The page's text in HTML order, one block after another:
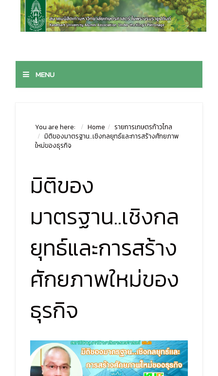
MENU
You are here: Home
รายการเกษตรก้าวไกล
มิติของมาตรฐาน..เชิงกลยุทธ์และการสร้างศักยภาพ
ใหม่ของธุรกิจ
มิติของ
มาตรฐาน..เชิงกล
ยุทธ์และการสร้าง
ศักยภาพใหม่ของ
ธุรกิจ